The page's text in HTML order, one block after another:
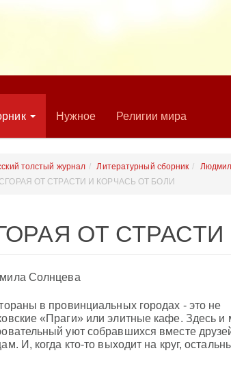
Нужное Религии мира
толстый журнал Литературный сборник
СГОРАЯ ОТ СТРАСТИ И КОРЧАСЬ ОТ БОЛИ
ОТ
Солнцева
в провинциальных городах - это не
«Праги» или элитные кафе. Здесь
уют собравшихся вместе
И, когда кто-то выходит на круг,